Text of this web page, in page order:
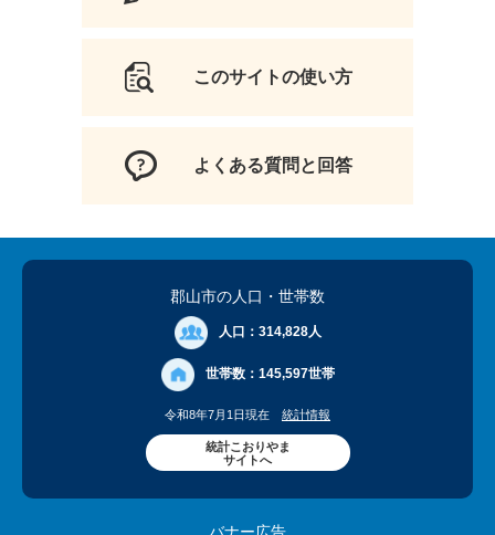
このサイトの使い方
よくある質問と回答
郡山市の人口 ・世帯数
人口： 314,828人
世帯数： 145,597世帯
令和8年7月1日現在 統計情報
統計こおりやま
サイトへ